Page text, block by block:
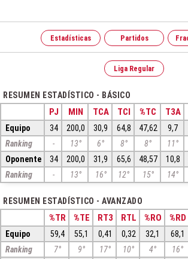
Estadísticas Partidos
Liga Regular
RESUMEN ESTADÍSTICO - BÁSICO
PJ MIN TCA TCI %TC T3A
Equipo 34 200,0 30,9 64,8 47,62 9,7
Ranking
- 13° 6° 8° 8° 11°
Oponente
34 200,0 31,9 65,6 48,57 10,8
Ranking
- 13° 16° 12° 15° 14°
RESUMEN ESTADÍSTICO - AVANZADO
%TR %TE RT3 RTL %RO %RD
Equipo 59,4 55,1 0,41 0,32 32,1 68,1
Ranking
7° 9° 17° 10° 4° 16°